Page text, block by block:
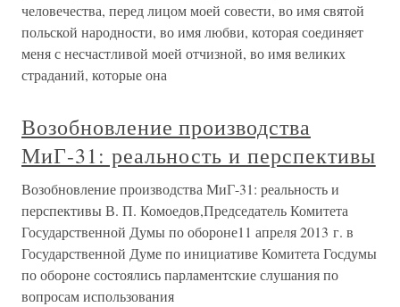
человечества, перед лицом моей совести, во имя святой
польской народности, во имя любви, которая соединяет
меня с несчастливой моей отчизной, во имя великих
страданий, которые она
Возобновление производства
МиГ-31: реальность и перспективы
Возобновление производства МиГ-31: реальность и
перспективы В. П. Комоедов,Председатель Комитета
Государственной Думы по обороне11 апреля 2013 г. в
Государственной Думе по инициативе Комитета Госдумы
по обороне состоялись парламентские слушания по
вопросам использования